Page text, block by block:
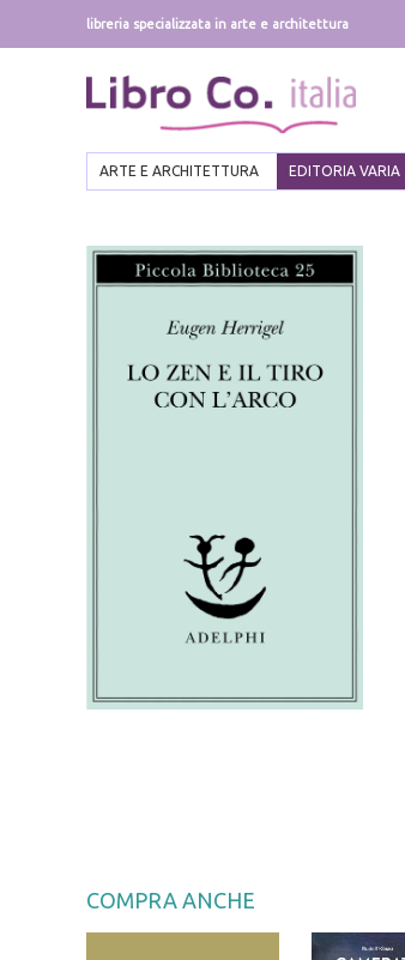
libreria specializzata in arte e architettura
ARTE E ARCHITETTURA EDITORIA VARIA
COMPRA ANCHE